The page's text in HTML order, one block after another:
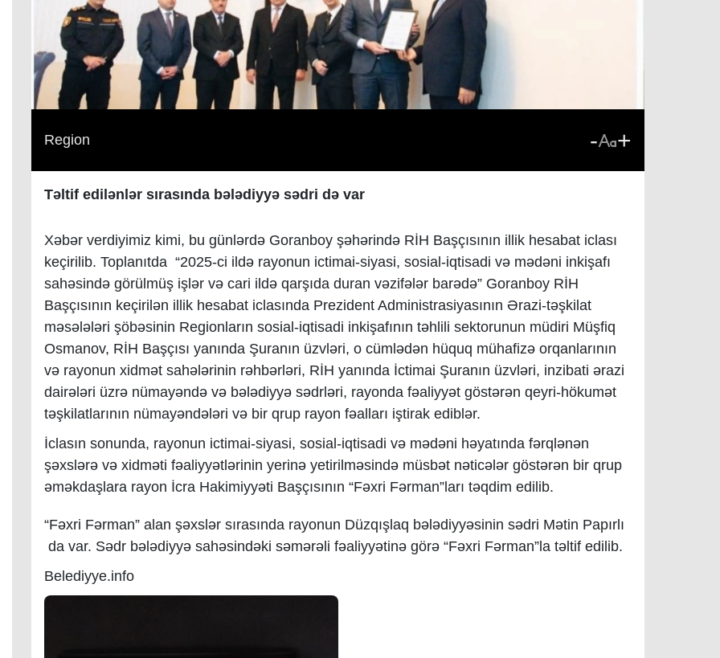
Region - +
Təltif edilənlər sırasında bələdiyyə sədri də var
Xəbər verdiyimiz kimi, bu günlərdə Goranboy şəhərində RİH Başçısının illik hesabat iclası
keçirilib.Toplanıtda “2025-ci ildə rayonun ictimai-siyasi, sosial-iqtisadi və mədəni inkişafı
sahəsində görülmüş işlər və cari ildə qarşıda duran vəzifələr barədə” Goranboy RİH
Başçısının keçirilən illik hesabat iclasında Prezident Administrasiyasının Ərazi-təşkilat
məsələləri şöbəsinin Regionların sosial-iqtisadi inkişafının təhlili sektorunun müdiri Müşfiq
Osmanov, RİH Başçısı yanında Şuranın üzvləri, o cümlədən hüquq mühafizə orqanlarının
və rayonun xidmət sahələrinin rəhbərləri, RİH yanında İctimai Şuranın üzvləri, inzibati ərazi
dairələri üzrə nümayəndə və bələdiyyə sədrləri, rayonda fəaliyyət göstərən qeyri-hökumət
təşkilatlarının nümayəndələri və bir qrup rayon fəalları iştirak ediblər.
İclasın sonunda, rayonun ictimai-siyasi, sosial-iqtisadi və mədəni həyatında fərqlənən
şəxslərə və xidməti fəaliyyətlərinin yerinə yetirilməsində müsbət nəticələr göstərən bir qrup
əməkdaşlara rayon İcra Hakimiyyəti Başçısının “Fəxri Fərman”ları təqdim edilib.
“Fəxri Fərman” alan şəxslər sırasında rayonun Düzqışlaq bələdiyyəsinin sədri Mətin Papırlı
da var. Sədr bələdiyyə sahəsindəki səmərəli fəaliyyətinə görə “Fəxri Fərman”la təltif edilib.
Belediyye.info